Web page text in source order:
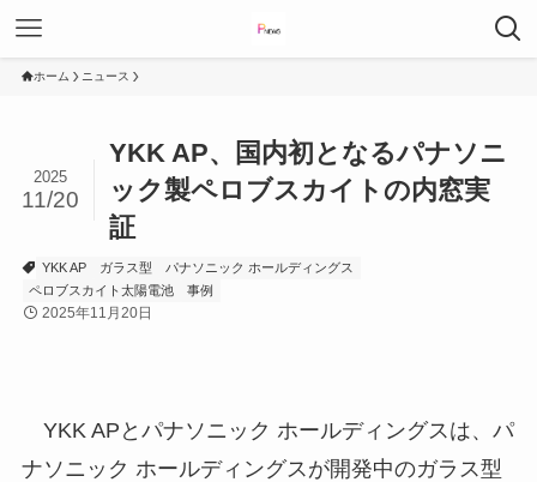
ホーム ニュース
YKK AP、国内初となるパナソニ
ック製ペロブスカイトの内窓実
証
2025
11/20
YKK AP ガラス型
パナソニック ホールディングス
ペロブスカイト太陽電池
事例
2025年11月20日
YKK APとパナソニック ホールディングスは、パ
ナソニック ホールディングスが開発中のガラス型